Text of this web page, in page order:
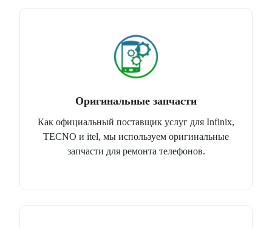
Оригинальные запчасти
Как официальный поставщик услуг для Infinix,
TECNO и itel, мы используем оригинальные
запчасти для ремонта телефонов.